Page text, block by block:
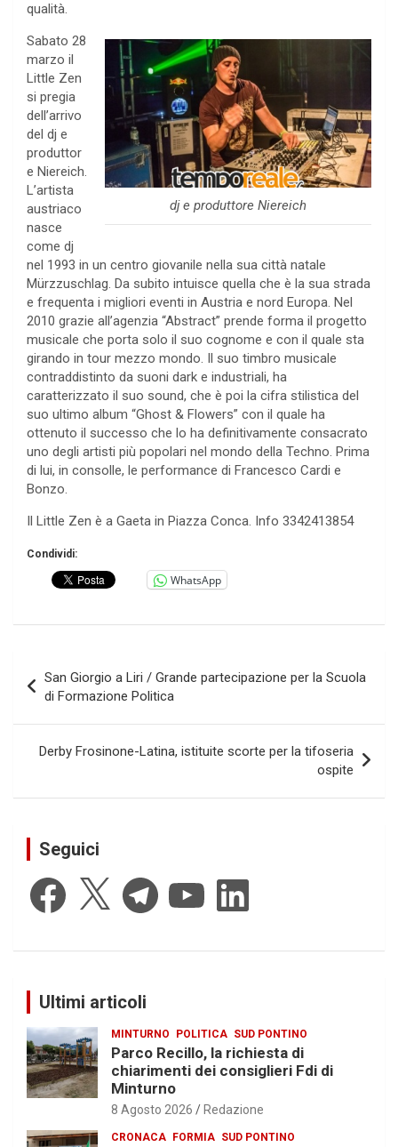
qualità.
dj e produttore Niereich
Sabato 28
marzo il
Little Zen
si pregia
dell’arrivo
del dj e
produttor
e Niereich.
L’artista
austriaco
nasce
come dj
nel 1993 in un centro giovanile nella sua città natale
Mürzzuschlag. Da subito intuisce quella che è la sua strada
e frequenta i migliori eventi in Austria e nord Europa. Nel
2010 grazie all’agenzia “Abstract” prende forma il progetto
musicale che porta solo il suo cognome e con il quale sta
girando in tour mezzo mondo. Il suo timbro musicale
contraddistinto da suoni dark e industriali, ha
caratterizzato il suo sound, che è poi la cifra stilistica del
suo ultimo album “Ghost & Flowers” con il quale ha
ottenuto il successo che lo ha definitivamente consacrato
uno degli artisti più popolari nel mondo della Techno. Prima
di lui, in consolle, le performance di Francesco Cardi e
Bonzo.
Il Little Zen è a Gaeta in Piazza Conca. Info 3342413854
Condividi:
WhatsApp
articoli
San Giorgio a Liri / Grande partecipazione per la Scuola
di Formazione Politica
Derby Frosinone-Latina, istituite scorte per la tifoseria
ospite
Seguici
Facebook Telegram YouTube LinkedIn
Ultimi articoli
MINTURNO POLITICA SUD PONTINO
Parco Recillo, la richiesta di
chiarimenti dei consiglieri Fdi di
Minturno
8 Agosto 2026 Redazione
CRONACA FORMIA SUD PONTINO